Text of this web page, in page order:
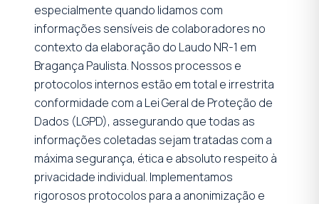
especialmente quando lidamos com
informações sensíveis de colaboradores no
contexto da elaboração do Laudo NR-1 em
Bragança Paulista. Nossos processos e
protocolos internos estão em total e irrestrita
conformidade com a Lei Geral de Proteção de
Dados (LGPD), assegurando que todas as
informações coletadas sejam tratadas com a
máxima segurança, ética e absoluto respeito à
privacidade individual. Implementamos
rigorosos protocolos para a anonimização e